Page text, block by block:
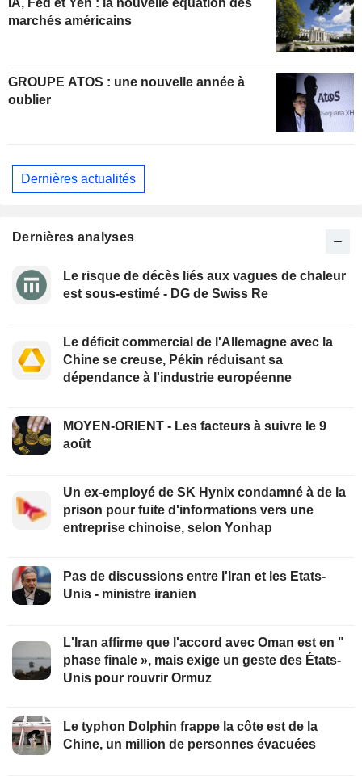
IA, Fed et Yen : la nouvelle équation des
marchés américains
GROUPE ATOS : une nouvelle année à
oublier
Dernières actualités
Dernières analyses
Le risque de décès liés aux vagues de chaleur
est sous-estimé - DG de Swiss Re
Le déficit commercial de l'Allemagne avec la
Chine se creuse, Pékin réduisant sa
dépendance à l'industrie européenne
MOYEN-ORIENT - Les facteurs à suivre le 9
août
Un ex-employé de SK Hynix condamné à de la
prison pour fuite d'informations vers une
entreprise chinoise, selon Yonhap
Pas de discussions entre l'Iran et les Etats-
Unis - ministre iranien
L'Iran affirme que l'accord avec Oman est en "
phase finale », mais exige un geste des États-
Unis pour rouvrir Ormuz
Le typhon Dolphin frappe la côte est de la
Chine, un million de personnes évacuées